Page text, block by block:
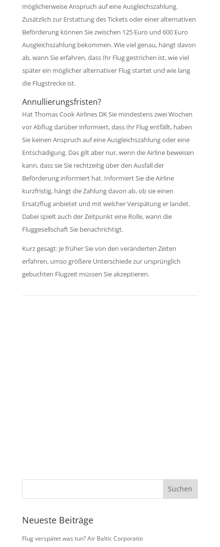
möglicherweise Anspruch auf eine Ausgleichszahlung.
Zusätzlich zur Erstattung des Tickets oder einer alternativen
Beförderung können Sie zwischen 125 Euro und 600 Euro
Ausgleichszahlung bekommen. Wie viel genau, hängt davon
ab, wann Sie erfahren, dass Ihr Flug gestrichen ist, wie viel
später ein möglicher alternativer Flug startet und wie lang
die Flugstrecke ist.
Annullierungsfristen?
Hat Thomas Cook Airlines DK Sie mindestens zwei Wochen
vor Abflug darüber informiert, dass Ihr Flug entfällt, haben
Sie keinen Anspruch auf eine Ausgleichszahlung oder eine
Entschädigung. Das gilt aber nur, wenn die Airline beweisen
kann, dass sie Sie rechtzeitig über den Ausfall der
Beförderung informiert hat. Informiert Sie die Airline
kurzfristig, hängt die Zahlung davon ab, ob sie einen
Ersatzflug anbietet und mit welcher Verspätung er landet.
Dabei spielt auch der Zeitpunkt eine Rolle, wann die
Fluggesellschaft Sie benachrichtigt.
Kurz gesagt: Je früher Sie von den veränderten Zeiten
erfahren, umso größere Unterschiede zur ursprünglich
gebuchten Flugzeit müssen Sie akzeptieren.
Neueste Beiträge
Flug verspätet was tun? Air Baltic Corporatio